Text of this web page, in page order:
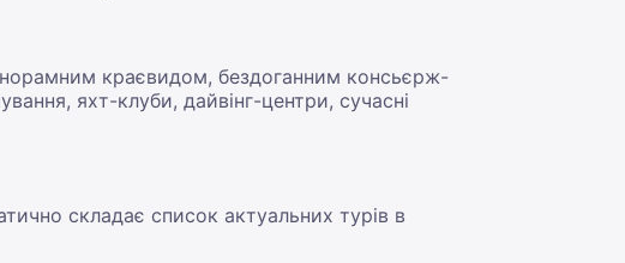
краєвидом, бездоганним консьєрж-
яхт-клуби, дайвінг-центри, сучасні
складає список актуальних турів в